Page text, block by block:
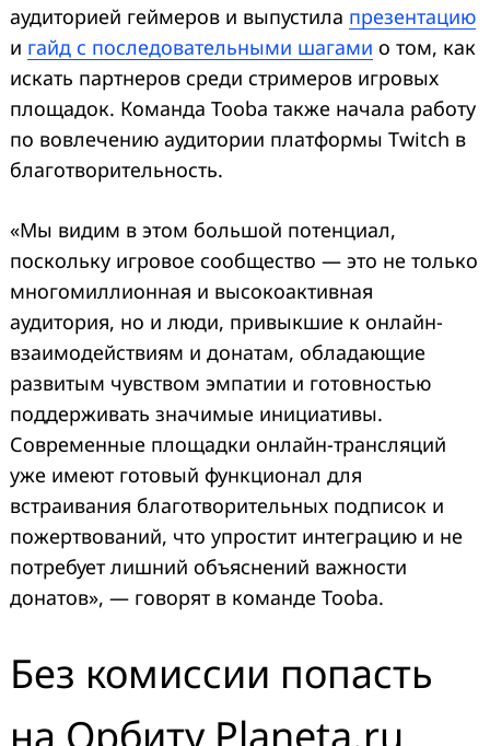
аудиторией геймеров и выпустила презентацию
и гайд с последовательными шагами о том, как
искать партнеров среди стримеров игровых
площадок. Команда Tooba также начала работу
по вовлечению аудитории платформы Twitch в
благотворительность.
«Мы видим в этом большой потенциал,
поскольку игровое сообщество — это не только
многомиллионная и высокоактивная
аудитория, но и люди, привыкшие к онлайн-
взаимодействиям и донатам, обладающие
развитым чувством эмпатии и готовностью
поддерживать значимые инициативы.
Современные площадки онлайн-трансляций
уже имеют готовый функционал для
встраивания благотворительных подписок и
пожертвований, что упростит интеграцию и не
потребует лишний объяснений важности
донатов», — говорят в команде Tooba.
Без комиссии попасть
на Орбиту Planeta.ru